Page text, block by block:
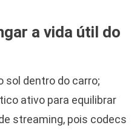
a vida útil do
sol dentro do carro;
ativo para equilibrar
streaming, pois codecs